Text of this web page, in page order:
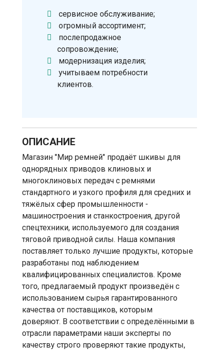
сервисное обслуживание;
огромный ассортимент;
послепродажное
сопровождение;
модернизация изделия;
учитываем потребности
клиентов.
ОПИСАНИЕ
Магазин "Мир ремней" продаёт шкивы для
однорядных приводов клиновых и
многоклиновых передач с ремнями
стандартного и узкого профиля для средних и
тяжёлых сфер промышленности -
машиностроения и станкостроения, другой
спецтехники, используемого для создания
тяговой приводной силы. Наша компания
поставляет только лучшие продукты, которые
разработаны под наблюдением
квалифицированных специалистов. Кроме
того, предлагаемый продукт произведён с
использованием сырья гарантированного
качества от поставщиков, которым
доверяют. В соответствии с определёнными в
отрасли параметрами наши эксперты по
качеству строго проверяют такие продукты,